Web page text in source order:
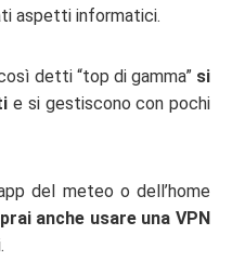
aspetti informatici.
detti “top di gamma” si
e si gestiscono con pochi
del meteo o dell’home
anche usare una VPN